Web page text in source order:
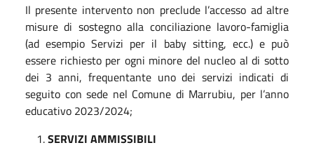
Il presente intervento non preclude l’accesso ad altre
misure di sostegno alla conciliazione lavoro-famiglia
(ad esempio Servizi per il baby sitting, ecc.) e può
essere richiesto per ogni minore del nucleo al di sotto
dei 3 anni, frequentante uno dei servizi indicati di
seguito con sede nel Comune di Marrubiu, per l’anno
educativo 2023/2024;
SERVIZI AMMISSIBILI